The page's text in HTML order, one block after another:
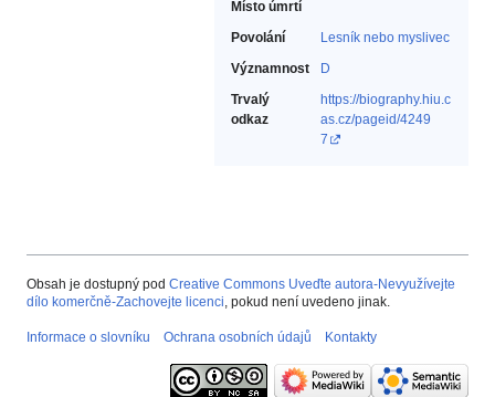
Místo úmrtí
Povolání
Lesník nebo myslivec‎
Významnost
D
Trvalý
odkaz
https://biography.hiu.c
as.cz/pageid/4249
7
Obsah je dostupný pod Creative Commons Uveďte autora-Nevyužívejte
dílo komerčně-Zachovejte licenci, pokud není uvedeno jinak.
Informace o slovníku Ochrana osobních údajů Kontakty